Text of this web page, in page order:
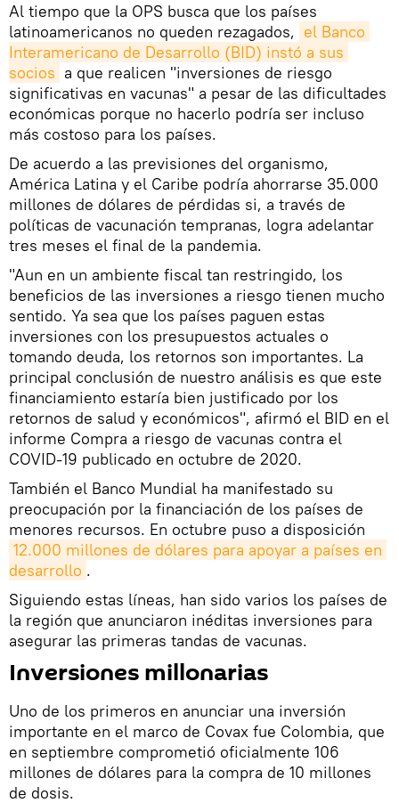
Al tiempo que la OPS busca que los países
latinoamericanos no queden rezagados, el Banco
Interamericano de Desarrollo (BID) instó a sus
socios a que realicen "inversiones de riesgo
significativas en vacunas" a pesar de las dificultades
económicas porque no hacerlo podría ser incluso
más costoso para los países.
De acuerdo a las previsiones del organismo,
América Latina y el Caribe podría ahorrarse 35.000
millones de dólares de pérdidas si, a través de
políticas de vacunación tempranas, logra adelantar
tres meses el final de la pandemia.
"Aun en un ambiente fiscal tan restringido, los
beneficios de las inversiones a riesgo tienen mucho
sentido. Ya sea que los países paguen estas
inversiones con los presupuestos actuales o
tomando deuda, los retornos son importantes. La
principal conclusión de nuestro análisis es que este
financiamiento estaría bien justificado por los
retornos de salud y económicos", afirmó el BID en el
informe Compra a riesgo de vacunas contra el
COVID-19 publicado en octubre de 2020.
También el Banco Mundial ha manifestado su
preocupación por la financiación de los países de
menores recursos. En octubre puso a disposición
12.000 millones de dólares para apoyar a países en
desarrollo .
Siguiendo estas líneas, han sido varios los países de
la región que anunciaron inéditas inversiones para
asegurar las primeras tandas de vacunas.
Inversiones millonarias
Uno de los primeros en anunciar una inversión
importante en el marco de Covax fue Colombia, que
en septiembre comprometió oficialmente 106
millones de dólares para la compra de 10 millones
de dosis.